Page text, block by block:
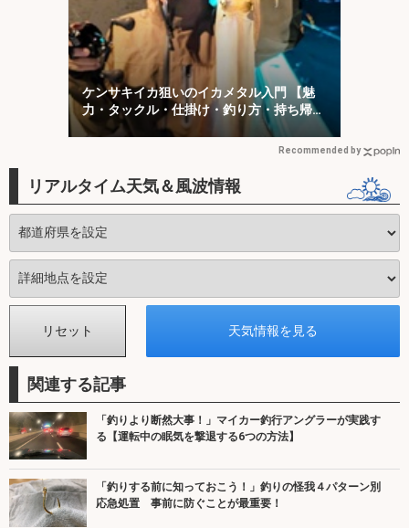
ケンサキイカ狙いのイカメタル入門 【魅
力・タックル・仕掛け・釣り方・持ち帰り
方を解説】
Recommended by
リアルタイム天気＆風波情報
関連する記事
「釣りより断然大事！」マイカー釣行アングラーが実践す
る【運転中の眠気を撃退する6つの方法】
「釣りする前に知っておこう！」釣りの怪我４パターン別
応急処置 事前に防ぐことが最重要！